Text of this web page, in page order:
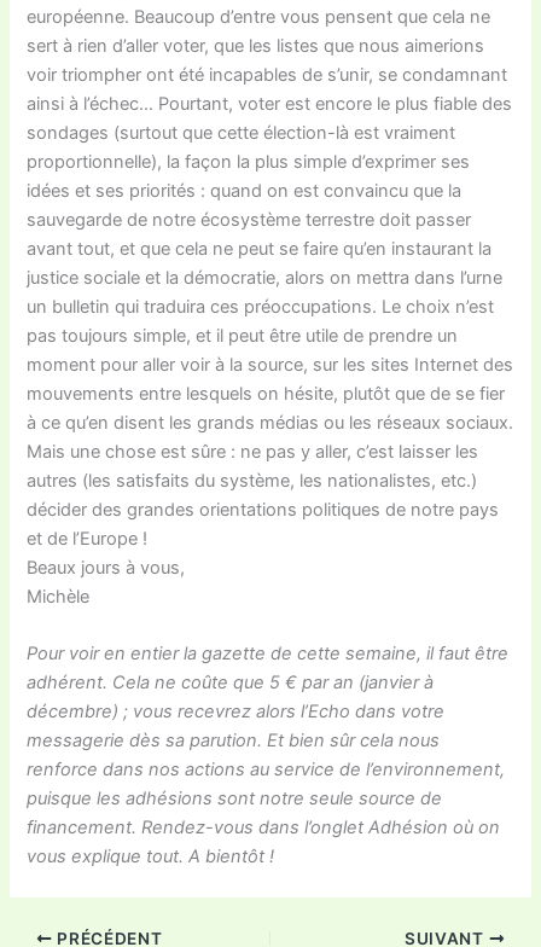
européenne. Beaucoup d’entre vous pensent que cela ne
sert à rien d’aller voter, que les listes que nous aimerions
voir triompher ont été incapables de s’unir, se condamnant
ainsi à l’échec… Pourtant, voter est encore le plus fiable des
sondages (surtout que cette élection-là est vraiment
proportionnelle), la façon la plus simple d’exprimer ses
idées et ses priorités : quand on est convaincu que la
sauvegarde de notre écosystème terrestre doit passer
avant tout, et que cela ne peut se faire qu’en instaurant la
justice sociale et la démocratie, alors on mettra dans l’urne
un bulletin qui traduira ces préoccupations. Le choix n’est
pas toujours simple, et il peut être utile de prendre un
moment pour aller voir à la source, sur les sites Internet des
mouvements entre lesquels on hésite, plutôt que de se fier
à ce qu’en disent les grands médias ou les réseaux sociaux.
Mais une chose est sûre : ne pas y aller, c’est laisser les
autres (les satisfaits du système, les nationalistes, etc.)
décider des grandes orientations politiques de notre pays
et de l’Europe !
Beaux jours à vous,
Michèle
Pour voir en entier la gazette de cette semaine, il faut être
adhérent. Cela ne coûte que 5 € par an (janvier à
décembre) ; vous recevrez alors l’Echo dans votre
messagerie dès sa parution. Et bien sûr cela nous
renforce dans nos actions au service de l’environnement,
puisque les adhésions sont notre seule source de
financement. Rendez-vous dans l’onglet Adhésion où on
vous explique tout. A bientôt !
PRÉCÉDENT SUIVANT